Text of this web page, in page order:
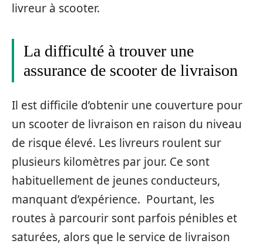
livreur à scooter.
La difficulté à trouver une
assurance de scooter de livraison
Il est difficile d’obtenir une couverture pour
un scooter de livraison en raison du niveau
de risque élevé. Les livreurs roulent sur
plusieurs kilomètres par jour. Ce sont
habituellement de jeunes conducteurs,
manquant d’expérience. Pourtant, les
routes à parcourir sont parfois pénibles et
saturées, alors que le service de livraison